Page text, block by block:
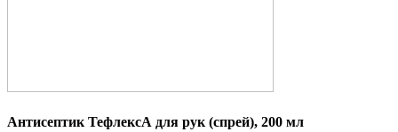
Антисептик ТефлексА для рук (спрей), 200 мл